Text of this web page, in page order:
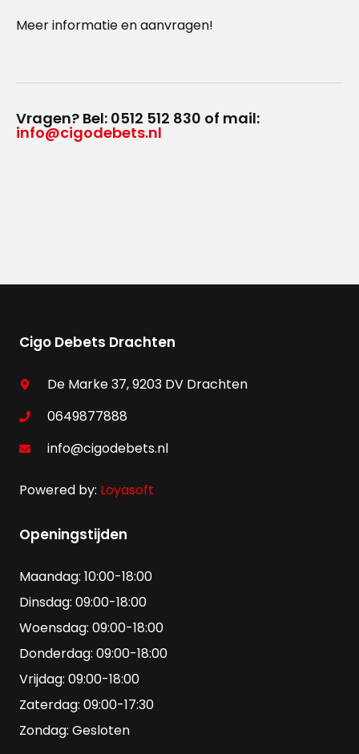
Meer informatie en aanvragen!
Vragen? Bel: 0512 512 830 of mail:
info@cigodebets.nl
Cigo Debets Drachten
De Marke 37, 9203 DV Drachten
0649877888
info@cigodebets.nl
Powered by: Loyasoft
Openingstijden
Maandag: 10:00-18:00
Dinsdag: 09:00-18:00
Woensdag: 09:00-18:00
Donderdag: 09:00-18:00
Vrijdag: 09:00-18:00
Zaterdag: 09:00-17:30
Zondag: Gesloten